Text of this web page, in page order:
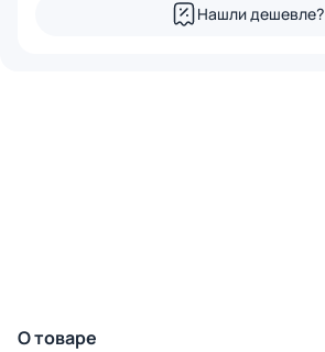
Нашли дешевле?
О товаре